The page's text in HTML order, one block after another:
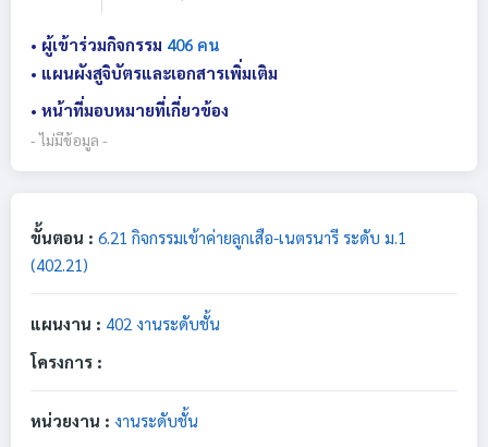
• ผู้เข้าร่วมกิจกรรม 406 คน
• แผนผังสูจิบัตรและเอกสารเพิ่มเติม
• หน้าที่มอบหมายที่เกี่ยวข้อง
- ไม่มีข้อมูล -
ขั้นตอน : 6.21 กิจกรรมเข้าค่ายลูกเสือ-เนตรนารี ระดับ ม.1
(402.21)
แผนงาน : 402 งานระดับชั้น
โครงการ :
หน่วยงาน : งานระดับชั้น